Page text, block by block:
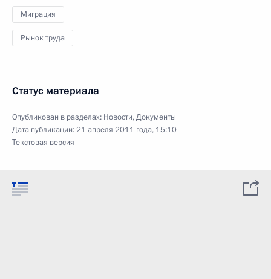
Миграция
Рынок труда
Статус материала
Опубликован в разделах: Новости,Документы
Дата публикации:21 апреля 2011 года, 15:10
Текстовая версия